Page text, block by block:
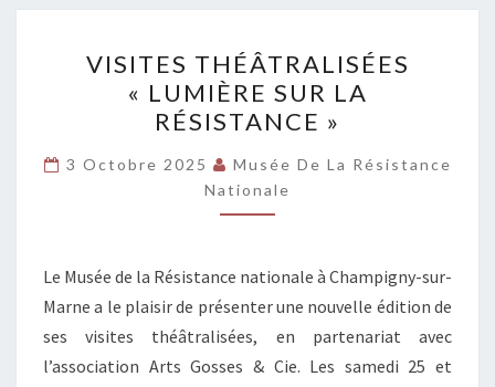
THÉÂTRALISÉES
« LUMIÈRE
SUR
LA
RÉSISTANCE »
VISITES THÉÂTRALISÉES
« LUMIÈRE SUR LA
RÉSISTANCE »
3 Octobre 2025
Musée De La Résistance
Nationale
Le Musée de la Résistance nationale à Champigny-sur-
Marne a le plaisir de présenter une nouvelle édition de
ses visites théâtralisées, en partenariat avec
l’association Arts Gosses & Cie. Les samedi 25 et